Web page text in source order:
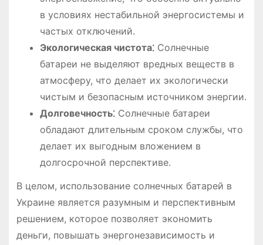
в условиях нестабильной энергосистемы и
частых отключений.
Экологическая чистота⁚Солнечные
батареи не выделяют вредных веществ в
атмосферу, что делает их экологически
чистым и безопасным источником энергии.
Долговечность⁚Солнечные батареи
обладают длительным сроком службы, что
делает их выгодным вложением в
долгосрочной перспективе.
В целом, использование солнечных батарей в
Украине является разумным и перспективным
решением, которое позволяет экономить
деньги, повышать энергонезависимость и